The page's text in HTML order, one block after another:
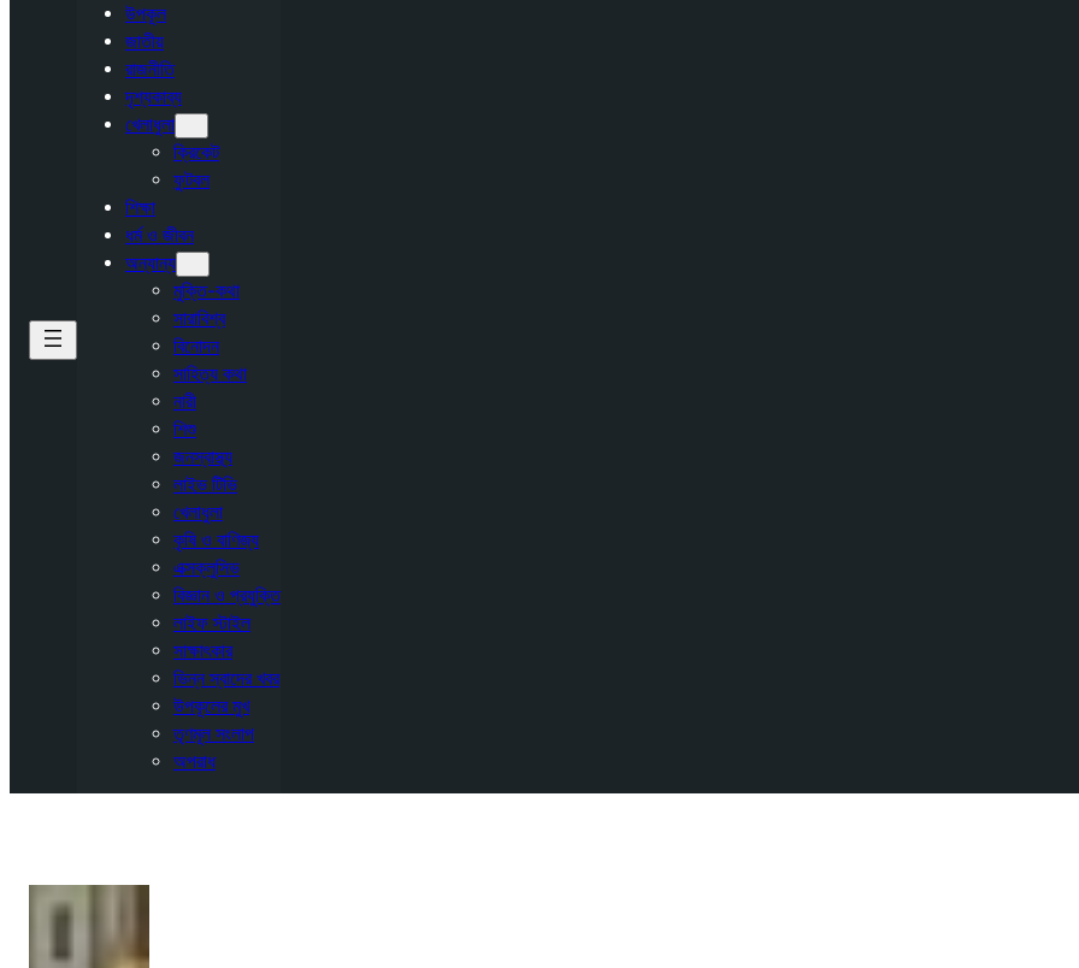
উপকূল
জাতীয়
রাজনীতি
দৃশ্যকাব্য
খেলাধুলা
ক্রিকেট
ফুটবল
শিক্ষা
ধর্ম ও জীবন
অন্যান্য
মুক্তি-কথা
সারাবিশ্ব
বিনোদন
সাহিত্য কথা
নারী
শিশু
জনস্বাস্থ্য
লাইভ টিভি
খেলাধুলা
কৃষি ও বাণিজ্য
এক্সক্লুসিভ
বিজ্ঞান ও প্রযুক্তি
লাইফ স্টাইল
সাক্ষাৎকার
ভিন্ন স্বাদের খবর
উপকূলের মুখ
তৃণমূল সংলাপ
অপরাধ